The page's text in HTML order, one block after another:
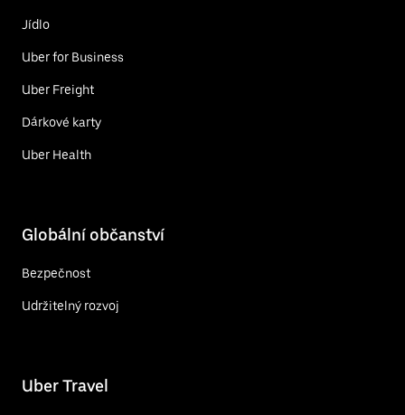
Jídlo
Uber for Business
Uber Freight
Dárkové karty
Uber Health
Globální občanství
Bezpečnost
Udržitelný rozvoj
Uber Travel